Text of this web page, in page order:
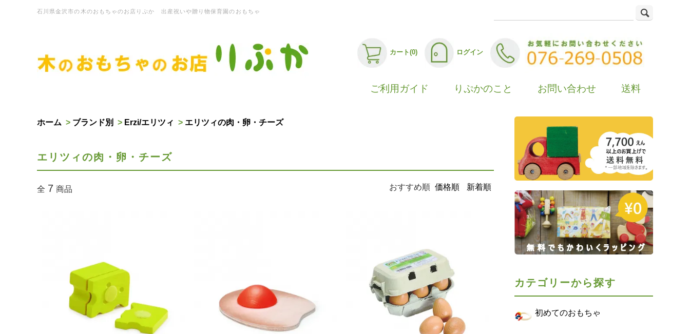
石川県金沢市の木のおもちゃのお店りぷか 出産祝いや贈り物保育園のおもちゃ
カート(0) ログイン
ご利用ガイド りぷかのこと お問い合わせ 送料
ホーム > ブランド別 > Erzi/エリツィ > エリツィの肉・卵・チーズ
エリツィの肉・卵・チーズ
全 7 商品 おすすめ順 価格順 新着順
カテゴリーから探す
初めてのおもちゃ